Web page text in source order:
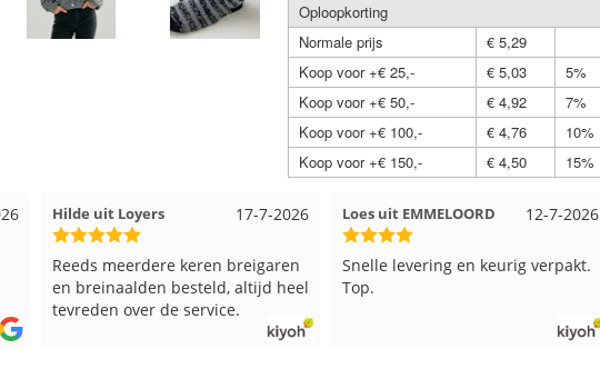
Oploopkorting
Normale prijs
€ 5,29
Koop voor +€ 25,-
€ 5,03
5%
Koop voor +€ 50,-
€ 4,92
7%
Koop voor +€ 100,-
€ 4,76
10%
Koop voor +€ 150,-
€ 4,50 15%
17-7-2026
Hilde uit Loyers
Reeds meerdere keren breigaren
en breinaalden besteld, altijd heel
tevreden over de service.
12-7-2026
Loes uit EMMELOORD
Snelle levering en keurig verpakt.
Top.